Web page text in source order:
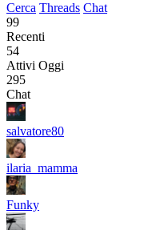
Cerca Threads Chat
99
Recenti
54
Attivi Oggi
295
Chat
salvatore80
ilaria_mamma
Funky